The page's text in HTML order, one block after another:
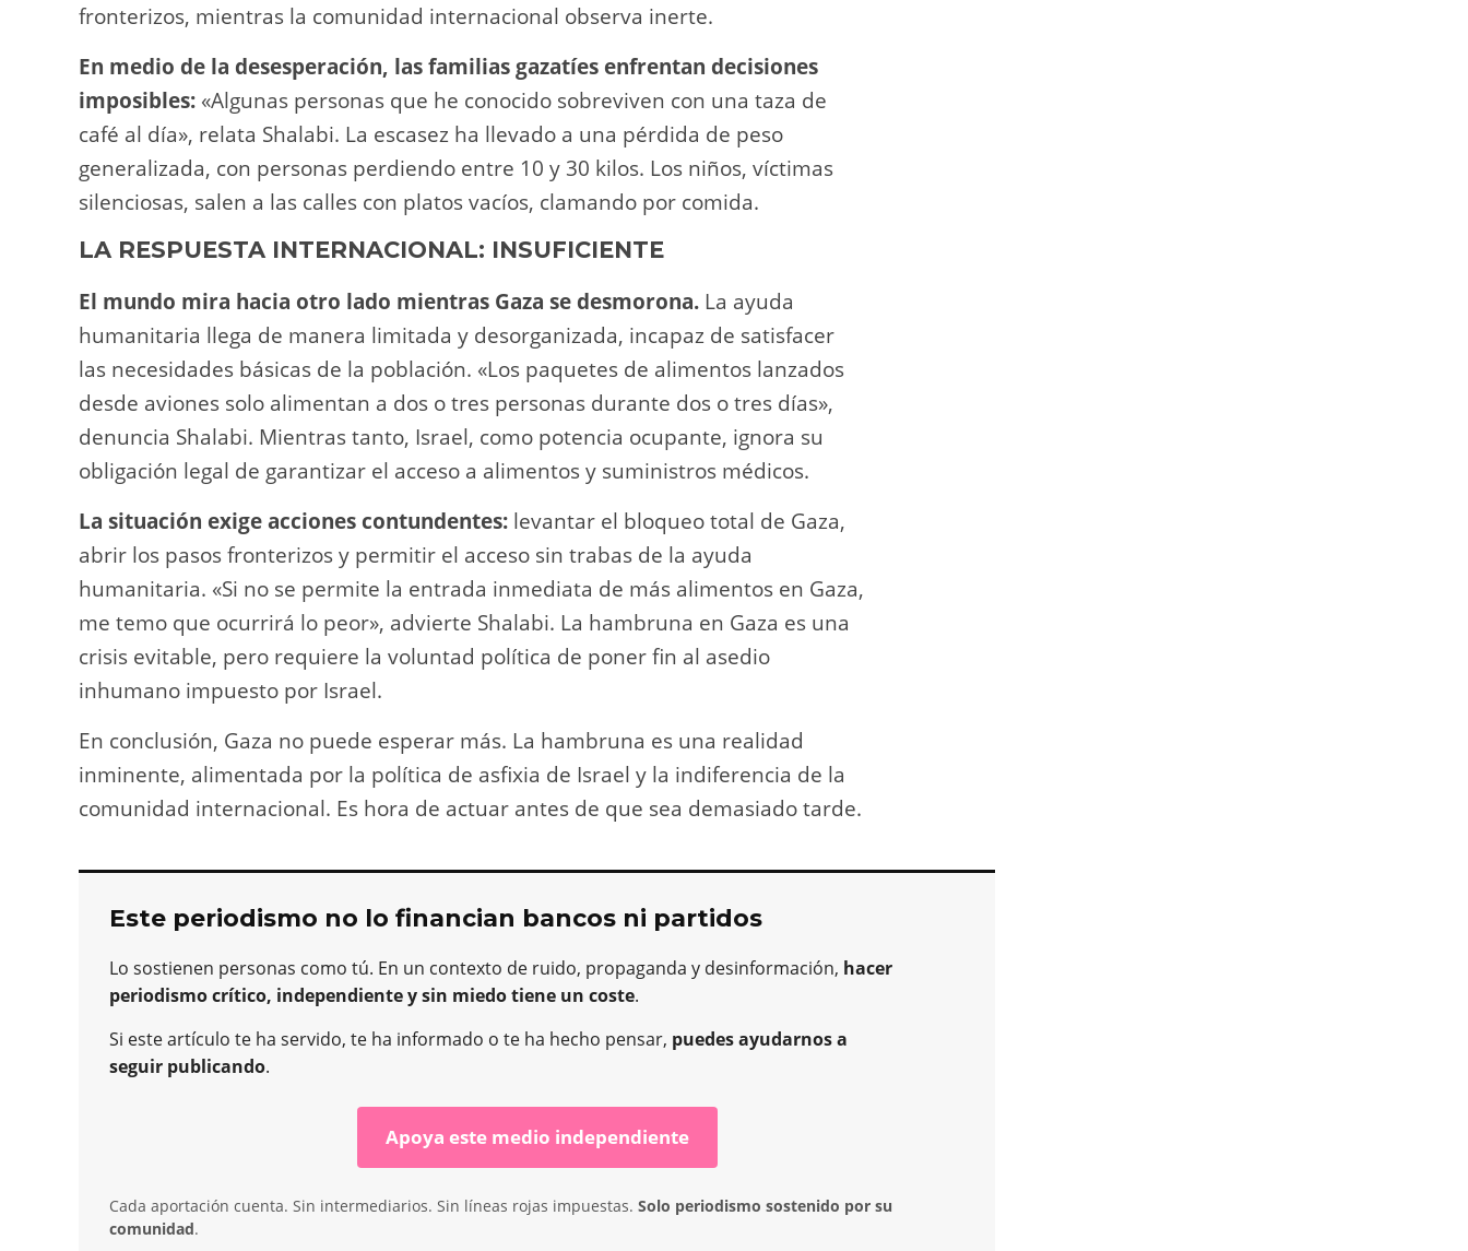
fronterizos, mientras la comunidad internacional observa inerte.
En medio de la desesperación, las familias gazatíes enfrentan decisiones
imposibles: «Algunas personas que he conocido sobreviven con una taza de
café al día», relata Shalabi. La escasez ha llevado a una pérdida de peso
generalizada, con personas perdiendo entre 10 y 30 kilos. Los niños, víctimas
silenciosas, salen a las calles con platos vacíos, clamando por comida.
LA RESPUESTA INTERNACIONAL: INSUFICIENTE
El mundo mira hacia otro lado mientras Gaza se desmorona. La ayuda
humanitaria llega de manera limitada y desorganizada, incapaz de satisfacer
las necesidades básicas de la población. «Los paquetes de alimentos lanzados
desde aviones solo alimentan a dos o tres personas durante dos o tres días»,
denuncia Shalabi. Mientras tanto, Israel, como potencia ocupante, ignora su
obligación legal de garantizar el acceso a alimentos y suministros médicos.
La situación exige acciones contundentes: levantar el bloqueo total de Gaza,
abrir los pasos fronterizos y permitir el acceso sin trabas de la ayuda
humanitaria. «Si no se permite la entrada inmediata de más alimentos en Gaza,
me temo que ocurrirá lo peor», advierte Shalabi. La hambruna en Gaza es una
crisis evitable, pero requiere la voluntad política de poner fin al asedio
inhumano impuesto por Israel.
En conclusión, Gaza no puede esperar más. La hambruna es una realidad
inminente, alimentada por la política de asfixia de Israel y la indiferencia de la
comunidad internacional. Es hora de actuar antes de que sea demasiado tarde.
Este periodismo no lo financian bancos ni partidos
Lo sostienen personas como tú. En un contexto de ruido, propaganda y desinformación, hacer
periodismo crítico, independiente y sin miedo tiene un coste.
Si este artículo te ha servido, te ha informado o te ha hecho pensar, puedes ayudarnos a
seguir publicando.
Apoya este medio independiente
Cada aportación cuenta. Sin intermediarios. Sin líneas rojas impuestas. Solo periodismo sostenido por su
comunidad.